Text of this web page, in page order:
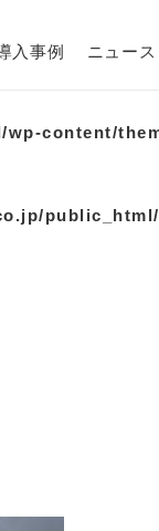
入事例 ニュース
content/